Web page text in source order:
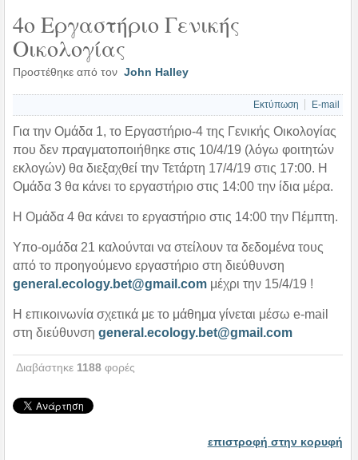
4ο Εργαστήριο Γενικής
Οικολογίας
Προστέθηκε από τον John Halley
Εκτύπωση E-mail
Για την Ομάδα 1, το Εργαστήριο-4 της Γενικής Οικολογίας
που δεν πραγματοποιήθηκε στις 10/4/19 (λόγω φοιτητών
εκλογών) θα διεξαχθεί την Τετάρτη 17/4/19 στις 17:00. Η
Ομάδα 3 θα κάνει το εργαστήριο στις 14:00 την ίδια μέρα.
Η Ομάδα 4 θα κάνει το εργαστήριο στις 14:00 την Πέμπτη.
Υπο-ομάδα 21 καλούνται να στείλουν τα δεδομένα τους
από το προηγούμενο εργαστήριο στη διεύθυνση
general.ecology.bet@gmail.com μέχρι την 15/4/19 !
Η επικοινωνία σχετικά με το μάθημα γίνεται μέσω e-mail
στη διεύθυνση general.ecology.bet@gmail.com
Διαβάστηκε 1188 φορές
επιστροφή στην κορυφή